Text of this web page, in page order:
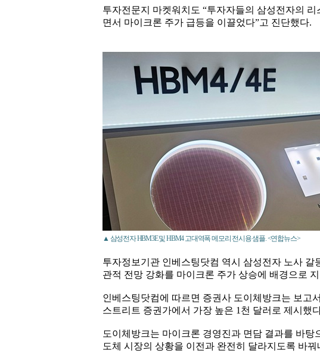
투자전문지 마켓워치도 “투자자들의 삼성전자의
면서 마이크론 주가 급등을 이끌었다”고 진단했다.
▲ 삼성전자 HBM3E 및 HBM4 고대역폭 메모리 전시용 샘플. <연합뉴스>
투자정보기관 인베스팅닷컴 역시 삼성전자 노사 갈
관적 전망 강화를 마이크론 주가 상승에 배경으로
인베스팅닷컴에 따르면 증권사 도이체방크는 보고
스트리트 증권가에서 가장 높은 1천 달러로 제시했
도이체방크는 마이크론 경영진과 면담 결과를 바
도체 시장의 상황을 이전과 완전히 달라지도록 바